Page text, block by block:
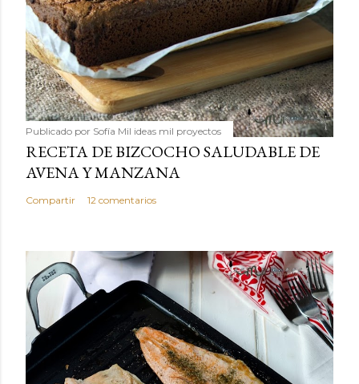
Publicado por Sofía Mil ideas mil proyectos
RECETA DE BIZCOCHO SALUDABLE DE
AVENA Y MANZANA
Compartir 12 comentarios